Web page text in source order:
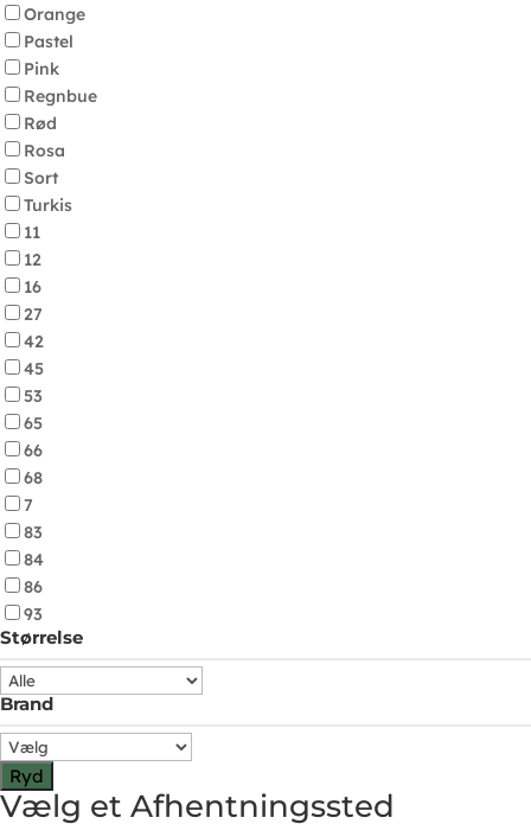
Orange
Pastel
Pink
Regnbue
Rød
Rosa
Sort
Turkis
11
12
16
27
42
45
53
65
66
68
7
83
84
86
93
Størrelse
Brand
Ryd
Vælg et Afhentningssted